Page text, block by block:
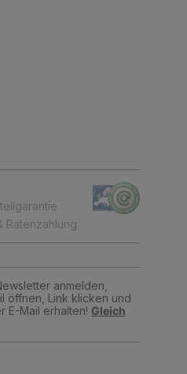
Ratenzahlung
anmelden,
öffnen, Link klicken und
E-Mail erhalten! Gleich